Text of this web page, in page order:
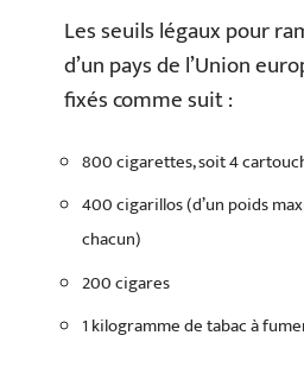
Les seuils légaux pour
d’un pays de l’Union
fixés comme suit :
800 cigarettes, soit 4
400 cigarillos (d’un poids
chacun)
200 cigares
1 kilogramme de tabac à